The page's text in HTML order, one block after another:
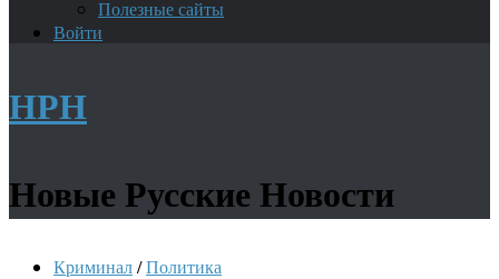
Полезные сайты
Войти
НРН
Новые Русские Новости
Криминал/Политика